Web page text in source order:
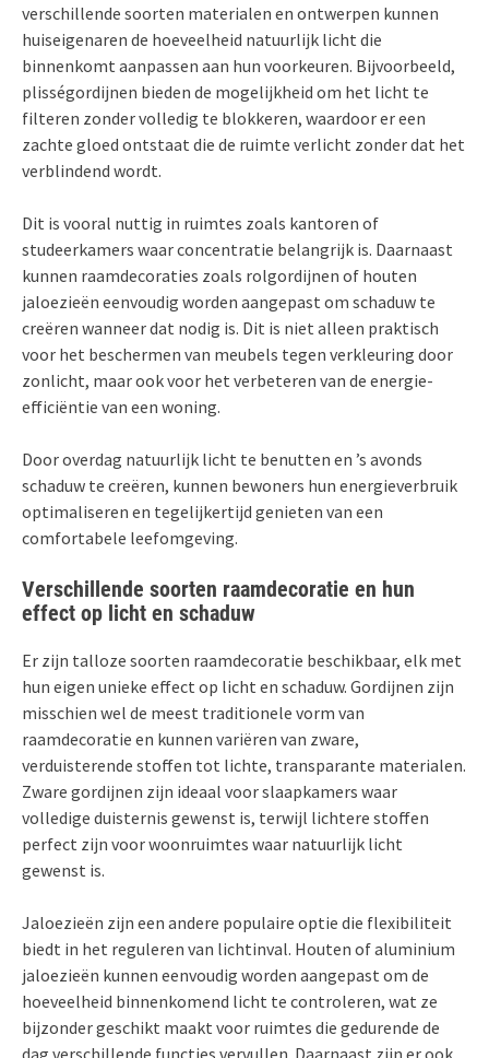
verschillende soorten materialen en ontwerpen kunnen
huiseigenaren de hoeveelheid natuurlijk licht die
binnenkomt aanpassen aan hun voorkeuren. Bijvoorbeeld,
plisségordijnen bieden de mogelijkheid om het licht te
filteren zonder volledig te blokkeren, waardoor er een
zachte gloed ontstaat die de ruimte verlicht zonder dat het
verblindend wordt.
Dit is vooral nuttig in ruimtes zoals kantoren of
studeerkamers waar concentratie belangrijk is. Daarnaast
kunnen raamdecoraties zoals rolgordijnen of houten
jaloezieën eenvoudig worden aangepast om schaduw te
creëren wanneer dat nodig is. Dit is niet alleen praktisch
voor het beschermen van meubels tegen verkleuring door
zonlicht, maar ook voor het verbeteren van de energie-
efficiëntie van een woning.
Door overdag natuurlijk licht te benutten en ’s avonds
schaduw te creëren, kunnen bewoners hun energieverbruik
optimaliseren en tegelijkertijd genieten van een
comfortabele leefomgeving.
Verschillende soorten raamdecoratie en hun
effect op licht en schaduw
Er zijn talloze soorten raamdecoratie beschikbaar, elk met
hun eigen unieke effect op licht en schaduw. Gordijnen zijn
misschien wel de meest traditionele vorm van
raamdecoratie en kunnen variëren van zware,
verduisterende stoffen tot lichte, transparante materialen.
Zware gordijnen zijn ideaal voor slaapkamers waar
volledige duisternis gewenst is, terwijl lichtere stoffen
perfect zijn voor woonruimtes waar natuurlijk licht
gewenst is.
Jaloezieën zijn een andere populaire optie die flexibiliteit
biedt in het reguleren van lichtinval. Houten of aluminium
jaloezieën kunnen eenvoudig worden aangepast om de
hoeveelheid binnenkomend licht te controleren, wat ze
bijzonder geschikt maakt voor ruimtes die gedurende de